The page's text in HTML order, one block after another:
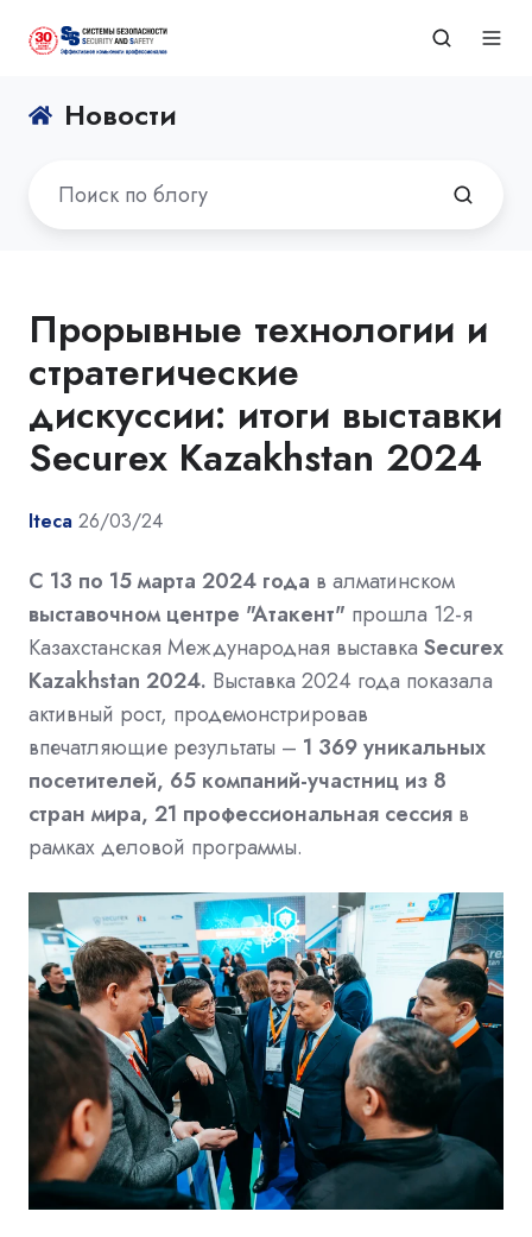
Новости
Прорывные технологии и
стратегические
дискуссии: итоги выставки
Securex Kazakhstan 2024
Iteca 26/03/24
С 13 по 15 марта 2024 года в алматинском
выставочном центре "Атакент" прошла 12-я
Казахстанская Международная выставка Securex
Kazakhstan 2024. Выставка 2024 года показала
активный рост, продемонстрировав
впечатляющие результаты – 1 369 уникальных
посетителей, 65 компаний-участниц из 8
стран мира, 21 профессиональная сессия в
рамках деловой программы.